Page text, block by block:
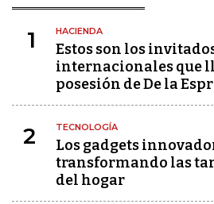
1 HACIENDA
Estos son los
internacionales que
posesión de De la
2 TECNOLOGÍA
Los gadgets
transformando las
del hogar